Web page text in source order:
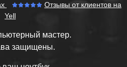
Отзывы от клиентов на
Yell
мастер.
защищены.